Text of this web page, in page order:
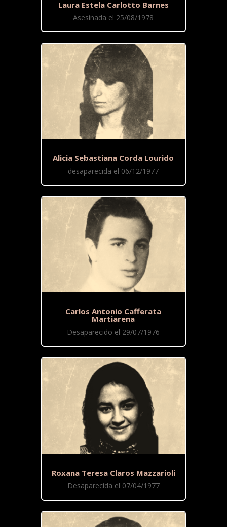
Laura Estela Carlotto Barnes
Asesinada el 25/08/1978
Alicia Sebastiana Corda Lourido
desaparecida el 06/12/1977
Carlos Antonio Cafferata
Martiarena
Desaparecido el 29/07/1976
Roxana Teresa Claros Mazzarioli
Desaparecida el 07/04/1977